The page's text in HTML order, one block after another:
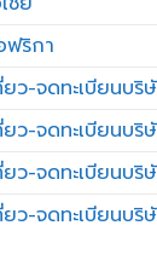
ฟริกา
ว-จดทะเบียนบริ
ว-จดทะเบียนบ
ว-จดทะเบียนบ
ว-จดทะเบียนบริ